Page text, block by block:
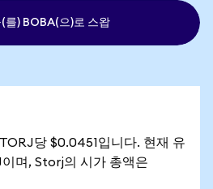
를) BOBA(으)로 스왑
당 $0.0451입니다. 현재 유
며, Storj의 시가 총액은